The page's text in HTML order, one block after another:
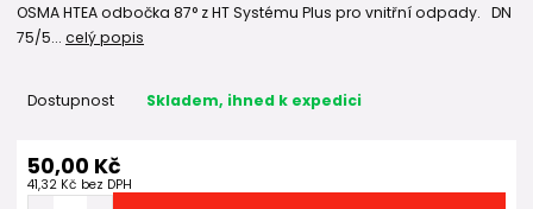
OSMA HTEA odbočka 87° z HT Systému Plus pro vnitřní odpady. DN
75/5... celý popis
Dostupnost Skladem, ihned k expedici
50,00 Kč
41,32 Kč bez DPH